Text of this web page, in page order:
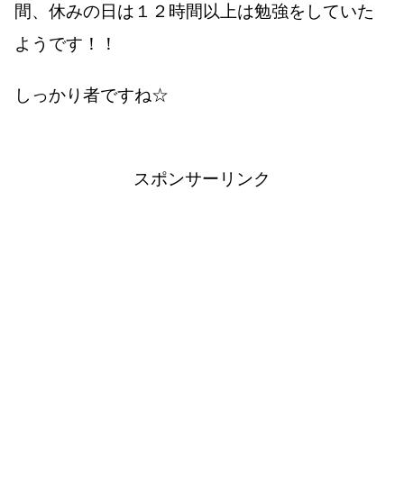
間、休みの日は１２時間以上は勉強をしていた
ようです！！
しっかり者ですね☆
スポンサーリンク